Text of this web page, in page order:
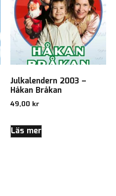
Julkalendern 2003 –
Håkan Bråkan
49,00 kr
Läs mer